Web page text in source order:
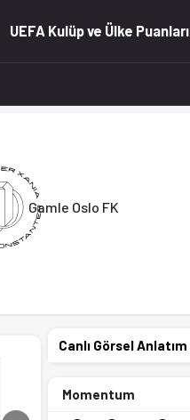
UEFA Kulüp ve Ülke Puanları
Gamle Oslo FK
Canlı Görsel Anlatım
Momentum